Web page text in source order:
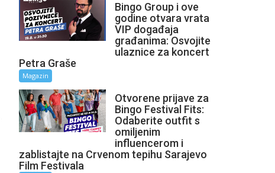
Bingo Group i ove
godine otvara vrata
VIP događaja
građanima: Osvojite
ulaznice za koncert
Petra Graše
Magazin
Otvorene prijave za
Bingo Festival Fits:
Odaberite outfit s
omiljenim
influencerom i
zablistajte na Crvenom tepihu Sarajevo
Film Festivala